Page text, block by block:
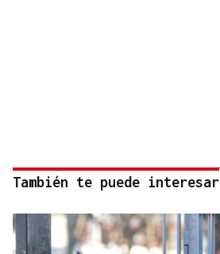
También te puede interesar